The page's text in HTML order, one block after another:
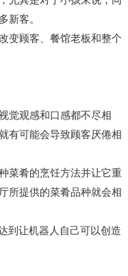
新客。
变顾客、餐馆老板和整个
觉观感和口感都不尽相
有可能会导致顾客厌倦相
菜肴的烹饪方法并让它重
所提供的菜肴品种就会相
到让机器人自己可以创造